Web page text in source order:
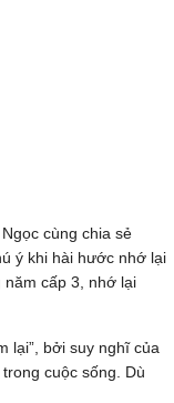
cùng chia sẻ
ý khi hài hước nhớ lại
năm cấp 3, nhớ lại
lại”, bởi suy nghĩ của
cuộc sống. Dù